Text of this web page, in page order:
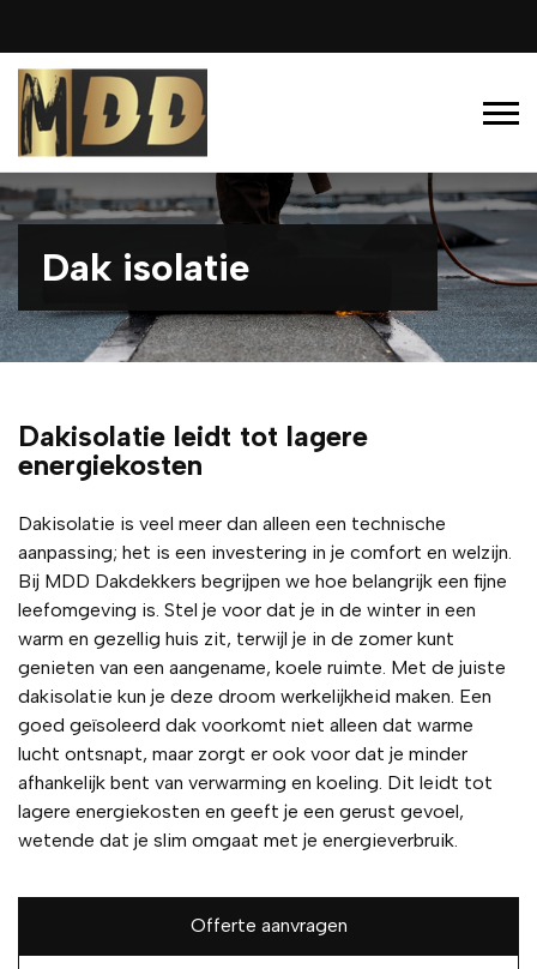
Dak isolatie
Dakisolatie leidt tot lagere
energiekosten
Dakisolatie is veel meer dan alleen een technische
aanpassing; het is een investering in je comfort en welzijn.
Bij MDD Dakdekkers begrijpen we hoe belangrijk een fijne
leefomgeving is. Stel je voor dat je in de winter in een
warm en gezellig huis zit, terwijl je in de zomer kunt
genieten van een aangename, koele ruimte. Met de juiste
dakisolatie kun je deze droom werkelijkheid maken. Een
goed geïsoleerd dak voorkomt niet alleen dat warme
lucht ontsnapt, maar zorgt er ook voor dat je minder
afhankelijk bent van verwarming en koeling. Dit leidt tot
lagere energiekosten en geeft je een gerust gevoel,
wetende dat je slim omgaat met je energieverbruik.
Offerte aanvragen